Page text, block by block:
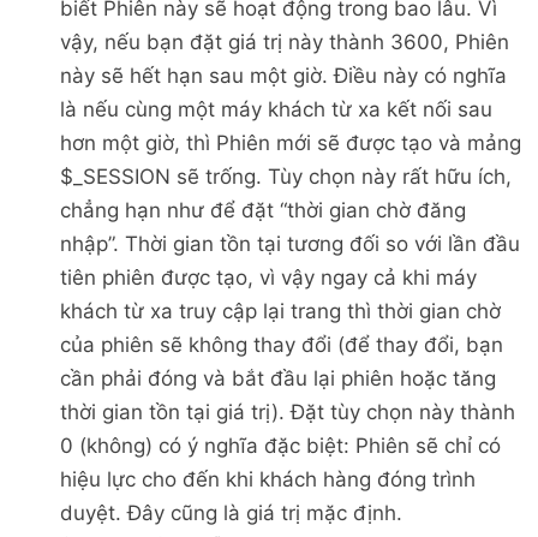
biết Phiên này sẽ hoạt động trong bao lâu. Vì
vậy, nếu bạn đặt giá trị này thành 3600, Phiên
này sẽ hết hạn sau một giờ. Điều này có nghĩa
là nếu cùng một máy khách từ xa kết nối sau
hơn một giờ, thì Phiên mới sẽ được tạo và mảng
$_SESSION sẽ trống. Tùy chọn này rất hữu ích,
chẳng hạn như để đặt “thời gian chờ đăng
nhập”. Thời gian tồn tại tương đối so với lần đầu
tiên phiên được tạo, vì vậy ngay cả khi máy
khách từ xa truy cập lại trang thì thời gian chờ
của phiên sẽ không thay đổi (để thay đổi, bạn
cần phải đóng và bắt đầu lại phiên hoặc tăng
thời gian tồn tại giá trị). Đặt tùy chọn này thành
0 (không) có ý nghĩa đặc biệt: Phiên sẽ chỉ có
hiệu lực cho đến khi khách hàng đóng trình
duyệt. Đây cũng là giá trị mặc định.